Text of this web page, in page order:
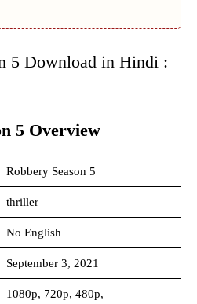
5 Download in Hindi :
5 Overview
Robbery Season 5
thriller
No English
September 3, 2021
1080p, 720p, 480p,